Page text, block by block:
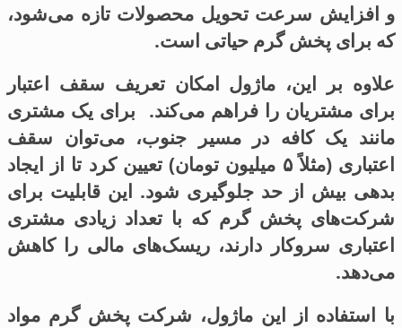
و افزایش سرعت تحویل محصولات تازه می‌شود،
که برای پخش گرم حیاتی است.
علاوه بر این، ماژول امکان تعریف سقف اعتبار
برای مشتریان را فراهم می‌کند. برای یک مشتری
مانند یک کافه در مسیر جنوب، می‌توان سقف
اعتباری (مثلاً ۵ میلیون تومان) تعیین کرد تا از ایجاد
بدهی بیش از حد جلوگیری شود. این قابلیت برای
شرکت‌های پخش گرم که با تعداد زیادی مشتری
اعتباری سروکار دارند، ریسک‌های مالی را کاهش
می‌دهد.
با استفاده از این ماژول، شرکت پخش گرم مواد